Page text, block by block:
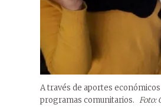
A través de aportes
programas comunitarios. Foto: